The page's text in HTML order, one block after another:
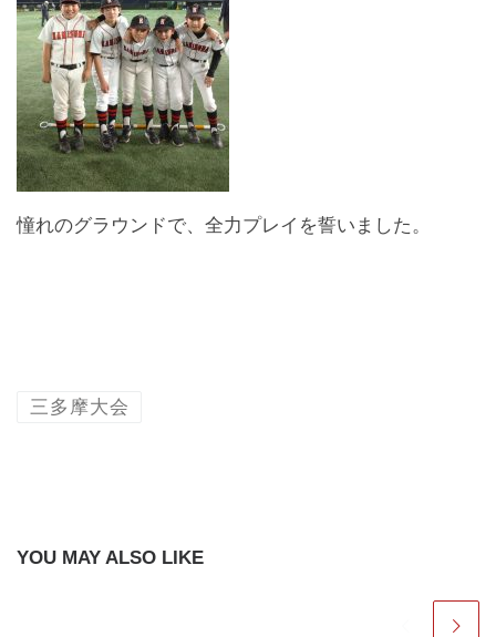
憧れのグラウンドで、全力プレイを誓いました。
三多摩大会
YOU MAY ALSO LIKE